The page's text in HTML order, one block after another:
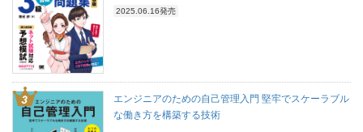
2025.06.16発売
エンジニアのための自己管理入門 堅牢でスケーラブル
な働き方を構築する技術